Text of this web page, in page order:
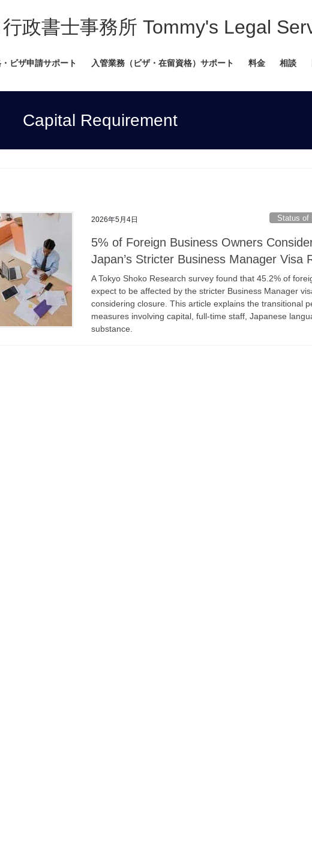
政書士事務所 Tommy's Legal
ビザ申請サポート 入管業務（ビザ・在留資格）サポート 料金 相談
Capital Requirement
2026年5月4日 Status of
5% of Foreign Business Owners
Japan’s Stricter Business Manager Visa
A Tokyo Shoko Research survey found that 45.2% of
expect to be affected by the stricter Business Manager
considering closure. This article explains the transitional
measures involving capital, full-time staff, Japanese
substance.